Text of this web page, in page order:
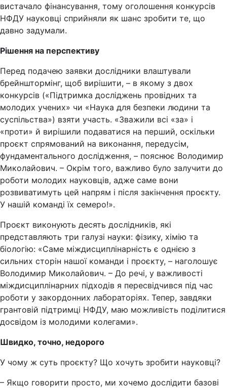
вистачало фінансування, тому оголошення конкурсів
НФДУ науковці сприйняли як шанс зробити те, що
давно задумали.
Рішення на перспективу
Перед подачею заявки дослідники влаштували
брейнштормінг, щоб вирішити, – в якому з двох
конкурсів («Підтримка досліджень провідних та
молодих учених» чи «Наука для безпеки людини та
суспільства») взяти участь. «Зважили всі «за» і
«проти» й вирішили подаватися на перший, оскільки
проєкт спрямований на виконання, передусім,
фундаментального дослідження, – пояснює Володимир
Миколайович. – Окрім того, важливо було залучити до
роботи молодих науковців, адже саме вони
розвиватимуть цей напрям і після закінчення проєкту.
У нашій команді їх семеро!».
Проєкт виконують десять дослідників, які
представляють три галузі науки: фізику, хімію та
біологію: «Саме міждисциплінарність є однією з
сильних сторін нашої команди і проєкту, – наголошує
Володимир Миколайович. – До речі, у важливості
міждисциплінарних підходів я пересвідчився під час
роботи у закордонних лабораторіях. Тепер, завдяки
грантовій підтримці НФДУ, маю можливість поділитися
досвідом із молодими колегами».
Швидко, точно, недорого
У чому ж суть проєкту? Що хочуть зробити науковці?
– Якщо говорити просто, ми хочемо дослідити базові